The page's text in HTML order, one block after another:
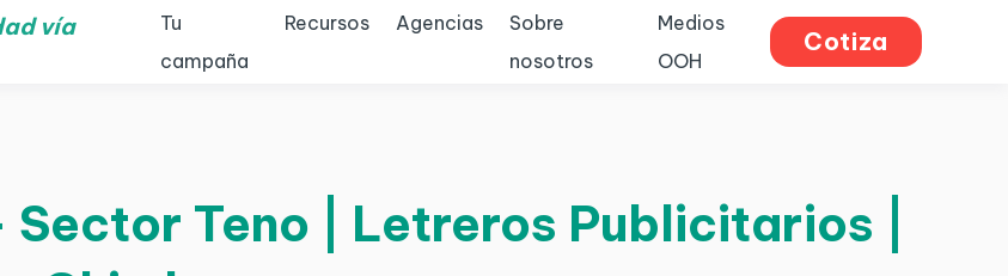
vía
Tu
campaña
Recursos Agencias
Sobre
nosotros
Medios
OOH
Cotiza
Sector Teno | Letreros Publicitarios |